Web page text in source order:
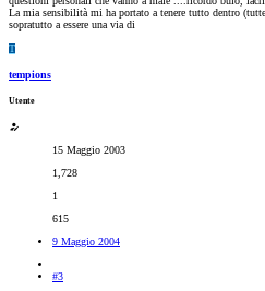
La mia sensibilità mi ha portato a tenere tutto dentro
sopratutto a essere una via di
T
tempions
Utente
15 Maggio 2003
1,728
1
615
9 Maggio 2004
#3